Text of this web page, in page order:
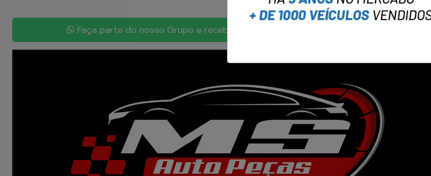
Faça parte do nosso Grupo e receba no WhatsApp notícias do Portal OBV.